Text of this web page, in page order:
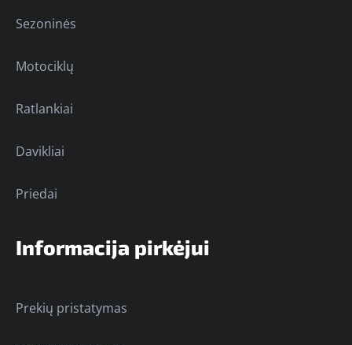
Sezoninės
Motociklų
Ratlankiai
Davikliai
Priedai
Informacija pirkėjui
Prekių pristatymas